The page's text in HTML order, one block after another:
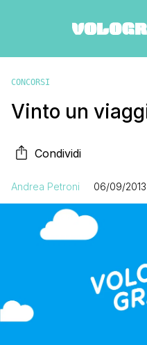
CONCORSI
Vinto un
Condividi
Andrea Petroni 06/09/2013